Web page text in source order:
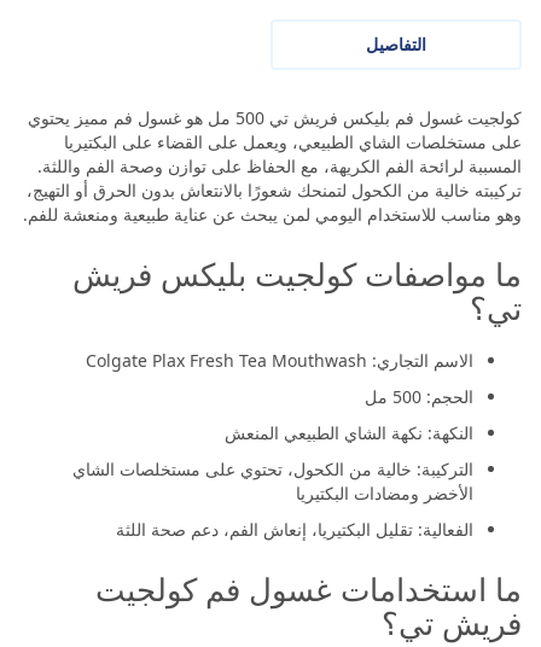
التفاصيل
كولجيت غسول فم بليكس فريش تي 500 مل هو غسول فم مميز يحتوي
على مستخلصات الشاي الطبيعي، ويعمل على القضاء على البكتيريا
المسببة لرائحة الفم الكريهة، مع الحفاظ على توازن وصحة الفم واللثة.
تركيبته خالية من الكحول لتمنحك شعورًا بالانتعاش بدون الحرق أو التهيج،
وهو مناسب للاستخدام اليومي لمن يبحث عن عناية طبيعية ومنعشة للفم.
ما مواصفات كولجيت بليكس فريش
تي؟
الاسم التجاري: Colgate Plax Fresh Tea Mouthwash
الحجم: 500 مل
النكهة: نكهة الشاي الطبيعي المنعش
التركيبة: خالية من الكحول، تحتوي على مستخلصات الشاي
الأخضر ومضادات البكتيريا
الفعالية: تقليل البكتيريا، إنعاش الفم، دعم صحة اللثة
ما استخدامات غسول فم كولجيت
فريش تي؟